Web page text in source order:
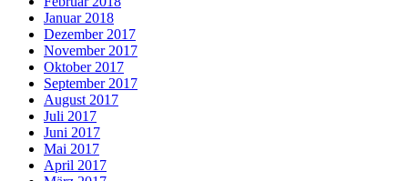
Januar 2018
Dezember 2017
November 2017
Oktober 2017
September 2017
August 2017
Juli 2017
Juni 2017
Mai 2017
April 2017